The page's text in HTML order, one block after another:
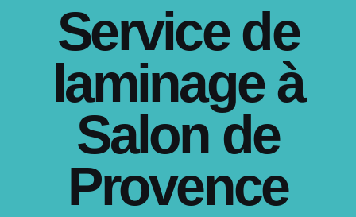
Service de
laminage à
Salon de
Provence